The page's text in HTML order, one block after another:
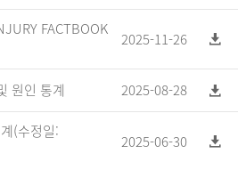
FACTBOOK
2025-11-26
원인 통계 2025-08-28
(수정일:
2025-06-30